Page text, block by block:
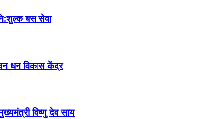
बस सेवा
वन धन विकास केंद्र
विष्णु देव साय